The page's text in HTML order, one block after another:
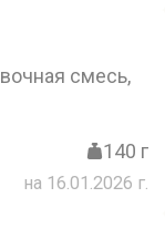
смесь,
140 г
на 16.01.2026 г.